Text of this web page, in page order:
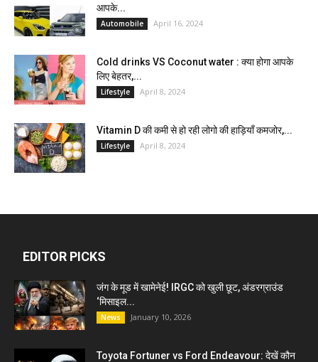
आपके...
Automobile April 16, 2024
Cold drinks VS Coconut water : क्या होगा आपके
लिए बेहतर,...
Lifestyle April 8, 2024
Vitamin D की कमी से हो रही लोगो की हाड़ियाँ कमजोर,...
Lifestyle April 8, 2024
EDITOR PICKS
जंग के मूड में खामेनेई! IRGC को खुली छूट, अंडरग्राउंड
‘मिसाइल...
News January 10, 2026
Toyota Fortuner vs Ford Endeavour: देखें कौन